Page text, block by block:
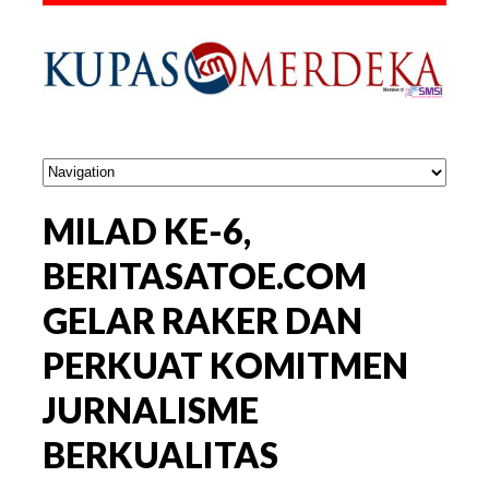
MILAD KE-6,
BERITASATOE.COM
GELAR RAKER DAN
PERKUAT KOMITMEN
JURNALISME
BERKUALITAS